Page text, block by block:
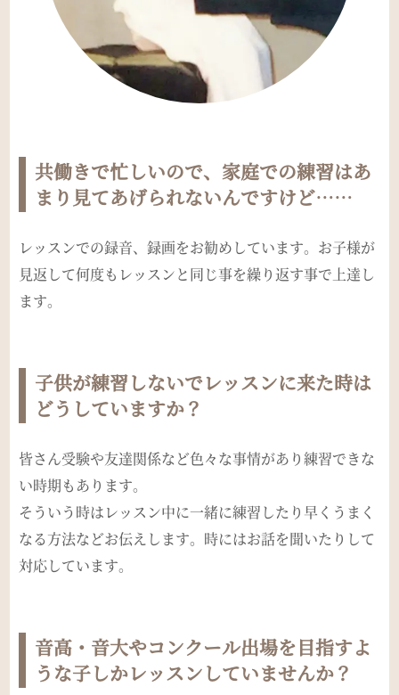
共働きで忙しいので、家庭での練習はあ
まり見てあげられないんですけど……
レッスンでの録音、録画をお勧めしています。お子様が
見返して何度もレッスンと同じ事を繰り返す事で上達し
ます。
子供が練習しないでレッスンに来た時は
どうしていますか？
皆さん受験や友達関係など色々な事情があり練習できな
い時期もあります。
そういう時はレッスン中に一緒に練習したり早くうまく
なる方法などお伝えします。時にはお話を聞いたりして
対応しています。
音高・音大やコンクール出場を目指すよ
うな子しかレッスンしていませんか？